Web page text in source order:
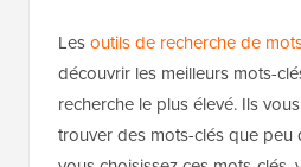
Lesoutils de recherche de
découvrir les meilleurs mots-
recherche le plus élevé. Ils
trouver des mots-clés que peu